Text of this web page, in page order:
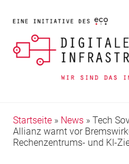
Startseite » News »Tech
Allianz warnt vor
Rechenzentrums- und KI-